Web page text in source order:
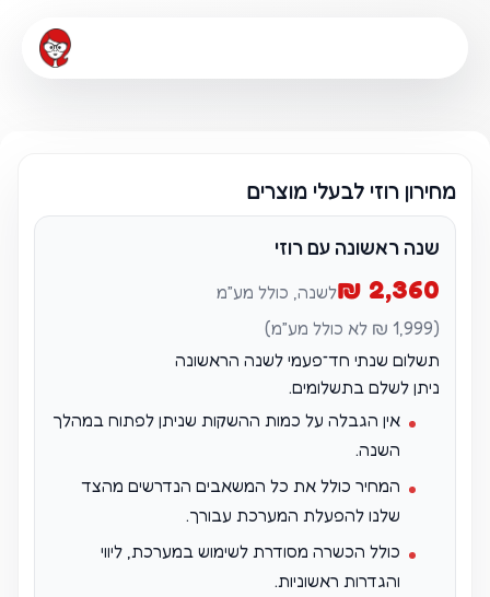
מחירון רוזי לבעלי מוצרים
שנה ראשונה עם רוזי
2,360 ₪
לשנה, כולל מע״מ
(1,999 ₪ לא כולל מע״מ)
תשלום שנתי חד־פעמי לשנה הראשונה
ניתן לשלם בתשלומים.
אין הגבלה על כמות ההשקות שניתן לפתוח במהלך
השנה.
המחיר כולל את כל המשאבים הנדרשים מהצד
שלנו להפעלת המערכת עבורך.
כולל הכשרה מסודרת לשימוש במערכת, ליווי
והגדרות ראשוניות.